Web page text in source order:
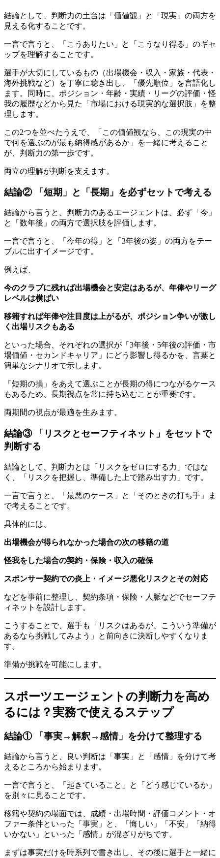
結論として、判断力の土台は「価値観」と「現実」の両方を
見える化することです。
一言で言うと、「こうありたい」と「こうなり得る」のギャ
ップを理解することです。
選手が大切にしているもの（出場機会・収入・家族・代表・
海外挑戦など）を丁寧に聴き出し、「優先順位」を言語化し
ます。同時に、ポジション・年齢・実績・リーグの評価・怪
我の履歴などから見た「市場における現実的な選択肢」を整
理します。
この2つを並べたうえで、「この価値観なら、この現実の中
で何を選ぶのが最も納得感があるか」を一緒に考えること
が、判断力の第一歩です。
両立の理解が判断を支えます。
結論② 「短期」と「長期」を必ずセットで考える
結論から言うと、判断力のあるエージェントは、必ず「今」
と「数年後」の両方で選択肢を評価します。
一言で言うと、「今年の得」と「3年後の姿」の両方をテー
ブルに出すイメージです。
例えば、
今のクラブに残れば出場機会と安定はあるが、年俸やリーグ
レベルは横ばい
移籍すれば年俸や注目度は上がるが、ポジション争いが激し
く出場リスクもある
といった場合、それぞれの選択が「3年後・5年後の評価・市
場価値・セカンドキャリア」にどう影響し得るかを、言葉と
簡単なシナリオで示します。
「短期の損」をあえて選ぶことが長期の得につながるケース
もあるため、長期視点を常に持ち込むことが重要です。
両期間の視点が最適を生みます。
結論③ 「リスクとセーフティネット」をセットで
判断する
結論として、判断力とは「リスクをゼロにする力」ではな
く、「リスクを把握し、準備した上で踏み出す力」です。
一言で言うと、「最悪のケース」と「そのときの打ち手」ま
で考えることです。
具体的には、
出場機会が得られなかった場合の次の移籍の道
怪我をした場合の契約・保険・収入の確保
スポンサー契約での炎上・イメージ悪化リスクとその対応
などを事前に整理し、契約条項・保険・人脈などでセーフテ
ィネットを設計します。
こうすることで、選手も「リスクはあるが、こういう準備が
あるなら挑戦してみよう」と前向きに決断しやすくなりま
す。
準備が挑戦を可能にします。
スポーツエージェントの判断力を高め
るには？実務で使えるステップ
結論① 「事実→解釈→感情」を分けて整理する
結論から言うと、良い判断は「事実」と「感情」を分けて考
えるところから始まります。
一言で言うと、「起きていること」と「どう感じているか」
を別々に見ることです。
移籍や契約の場面では、成績・出場時間・評価コメント・オ
ファー条件といった「事実」と、「悔しい」「不安」「納得
いかない」といった「感情」が混ざりがちです。
まずは事実だけを時系列で書き出し、その後に選手と一緒に